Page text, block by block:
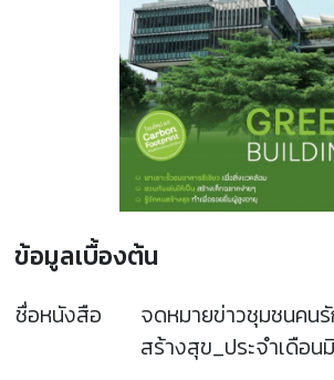
ข้อมูลเบื้องต้น
ชื่อหนังสือ
จดหมายข่าวชุมชนคน
สร้างสุข_ประจำเดือ